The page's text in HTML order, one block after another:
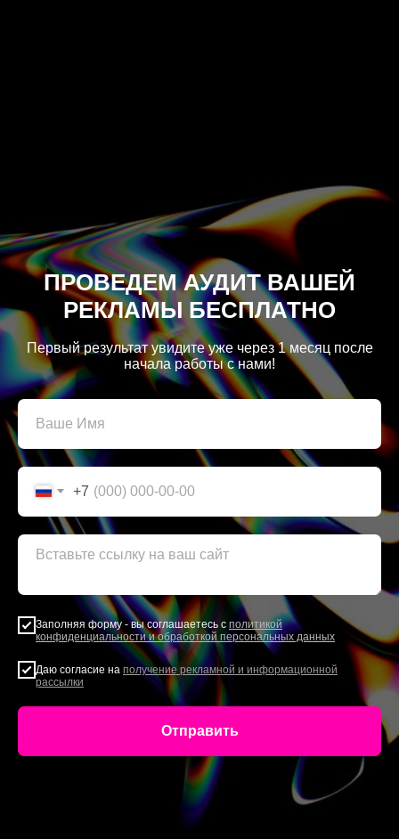
ПРОВЕДЕМ АУДИТ ВАШЕЙ
РЕКЛАМЫ БЕСПЛАТНО
Первый результат увидите уже через 1 месяц после
начала работы с нами!
+7
Заполняя форму - вы соглашаетесь с политикой
конфиденциальности и обработкой персональных данных
Даю согласие на получение рекламной и информационной
рассылки
Отправить